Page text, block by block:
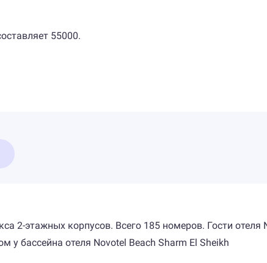
55000.
2-этажных корпусов. Всего 185 номеров. Гости отеля
бассейна отеля Novotel Beach Sharm El Sheikh